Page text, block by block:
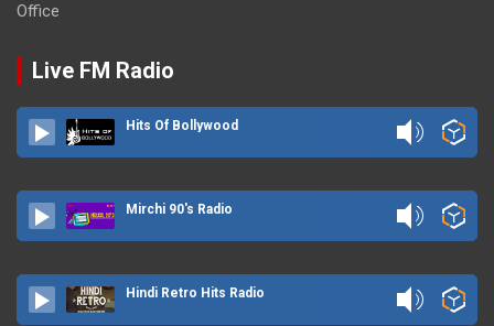
Office
Live FM Radio
Hits Of Bollywood
Mirchi 90's Radio
Hindi Retro Hits Radio